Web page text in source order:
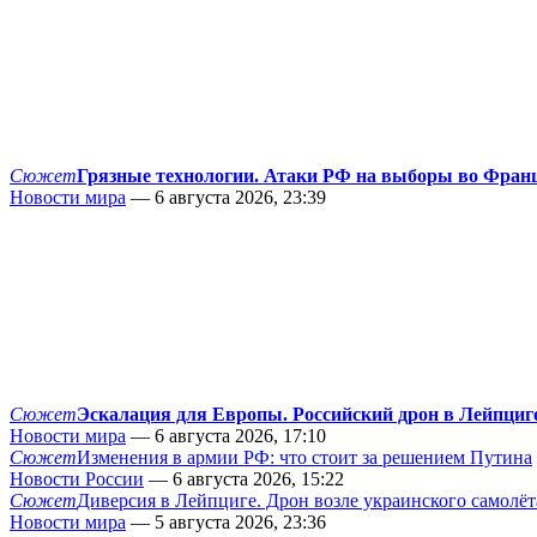
СюжетГрязные технологии. Атаки РФ на выборы во
Новости мира — 6 августа 2026, 23:39
СюжетЭскалация для Европы. Российский дрон в
Новости мира — 6 августа 2026, 17:10
СюжетИзменения в армии РФ: что стоит за решением Путина
Новости России — 6 августа 2026, 15:22
СюжетДиверсия в Лейпциге. Дрон возле украинского
Новости мира — 5 августа 2026, 23:36